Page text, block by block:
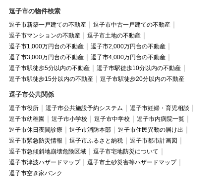
逗子市の物件検索
逗子市新築一戸建ての不動産
逗子市中古一戸建ての不動産
逗子市マンションの不動産
逗子市土地の不動産
逗子市1,000万円台の不動産
逗子市2,000万円台の不動産
逗子市3,000万円台の不動産
逗子市4,000万円台の不動産
逗子市駅徒歩5分以内の不動産
逗子市駅徒歩10分以内の不動産
逗子市駅徒歩15分以内の不動産
逗子市駅徒歩20分以内の不動産
逗子市公共関係
逗子市役所 逗子市公共施設予約システム
逗子市妊婦・育児相談
逗子市幼稚園
逗子市小学校 逗子市中学校
逗子市内病院一覧
逗子市休日夜間診療
逗子市消防本部
逗子市住民異動の届け出
逗子市緊急防災情報
逗子市ふるさと納税
逗子市都市計画図
逗子市急傾斜地崩壊危険区域
逗子市宅地防災について
逗子市津波ハザードマップ
逗子市土砂災害等ハザードマップ
逗子市空き家バンク